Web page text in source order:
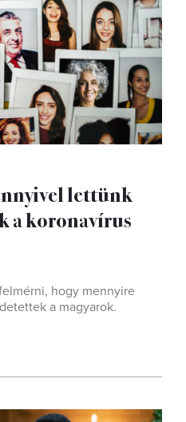
lettünk
a koronavírus
hogy mennyire
a magyarok.